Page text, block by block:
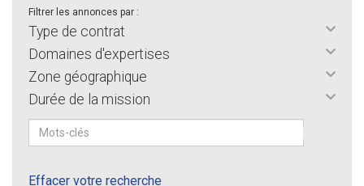
Filtrer les annonces par :
Type de contrat
Domaines d'expertises
Zone géographique
Durée de la mission
Effacer votre recherche